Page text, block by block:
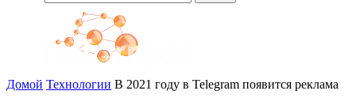
Домой Технологии В 2021 году в Telegram появится реклама